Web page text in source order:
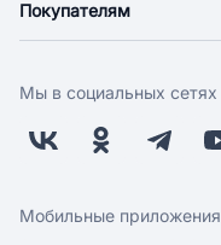
Новости
Поставщикам
Заводчикам
Обратная связь
Покупателям
Оплата
Бонусная программа
Скидки и акции
Мы в социальных сетях
Мобильные приложения